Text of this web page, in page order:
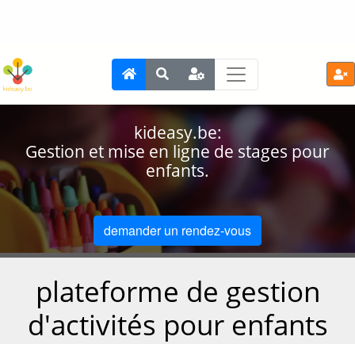
kideasy.be:
Gestion et mise en ligne de stages pour
enfants.
demander un rendez-vous
plateforme de gestion
d'activités pour enfants